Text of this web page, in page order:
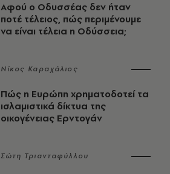
Αφού ο Οδυσσέας δεν ήταν
ποτέ τέλειος, πώς περιμένουμε
να είναι τέλεια η Οδύσσεια;
Νίκος Καραχάλιος
Πώς η Ευρώπη χρηματοδοτεί τα
ισλαμιστικά δίκτυα της
οικογένειας Ερντογάν
Σώτη Τριανταφύλλου